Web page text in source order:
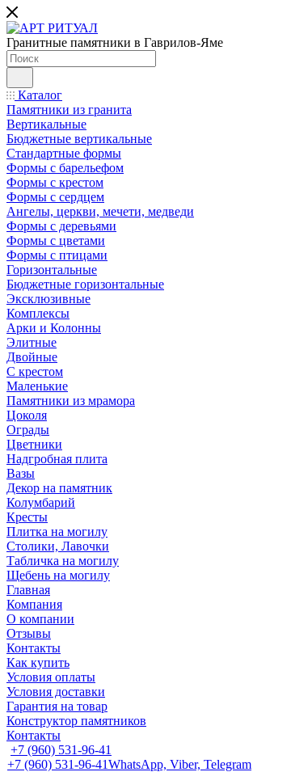
Гранитные памятники в Гаврилов-Яме
Каталог
Памятники из гранита
Вертикальные
Бюджетные вертикальные
Стандартные формы
Формы с барельефом
Формы с крестом
Формы с сердцем
Ангелы, церкви, мечети, медведи
Формы с деревьями
Формы с цветами
Формы с птицами
Горизонтальные
Бюджетные горизонтальные
Эксклюзивные
Комплексы
Арки и Колонны
Элитные
Двойные
С крестом
Маленькие
Памятники из мрамора
Цоколя
Ограды
Цветники
Надгробная плита
Вазы
Декор на памятник
Колумбарий
Кресты
Плитка на могилу
Столики, Лавочки
Табличка на могилу
Щебень на могилу
Главная
Компания
О компании
Отзывы
Контакты
Как купить
Условия оплаты
Условия доставки
Гарантия на товар
Конструктор памятников
Контакты
+7 (960) 531-96-41
+7 (960) 531-96-41WhatsApp, Viber, Telegram